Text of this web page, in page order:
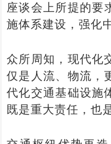
座谈会上所提的
施体系建设，强化
众所周知，现代化
仅是人流、物流，
代化交通基础设施
既是重大责任，也